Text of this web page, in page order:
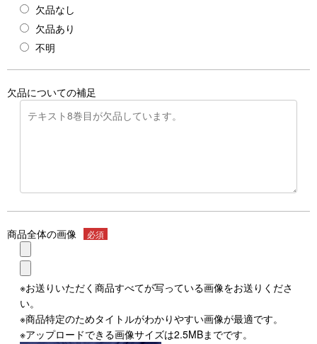
欠品なし
欠品あり
不明
欠品についての補足
商品全体の画像 必須
※お送りいただく商品すべてが写っている画像をお送りくださ
い。
※商品特定のためタイトルがわかりやすい画像が最適です。
※アップロードできる画像サイズは2.5MBまでです。